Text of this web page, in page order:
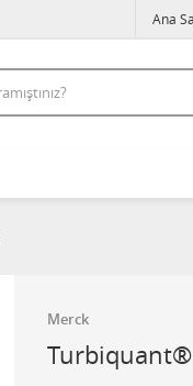
Ana
Merck
Turbiquant®